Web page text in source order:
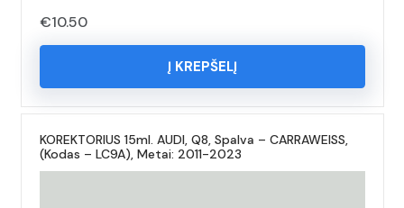
€10.50
Į KREPŠELĮ
KOREKTORIUS 15ml. AUDI, Q8, Spalva – CARRAWEISS,
(Kodas – LC9A), Metai: 2011-2023